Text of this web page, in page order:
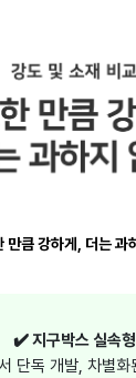
만큼 강하게, 더는 과
✔️ 지구박스 실속형
단독 개발, 차별